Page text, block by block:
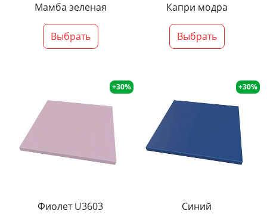
Мамба зеленая
Выбрать
Капри модра
Выбрать
+30%
Фиолет U3603
+30%
Синий